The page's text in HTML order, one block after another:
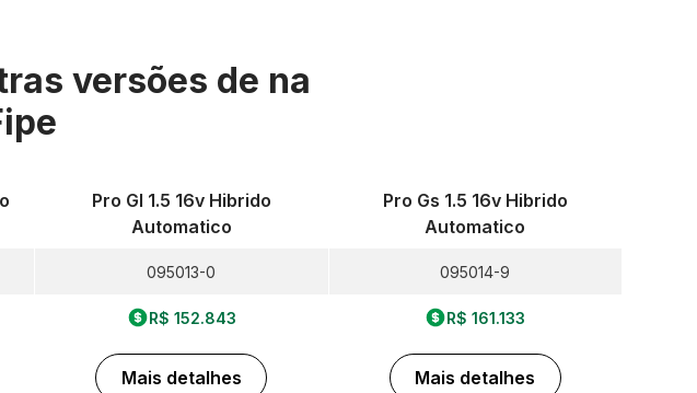
versões de na
Pro Gl 1.5 16v Hibrido
Automatico
095013-0
R$ 152.843
Mais detalhes
Pro Gs 1.5 16v Hibrido
Automatico
095014-9
R$ 161.133
Mais detalhes